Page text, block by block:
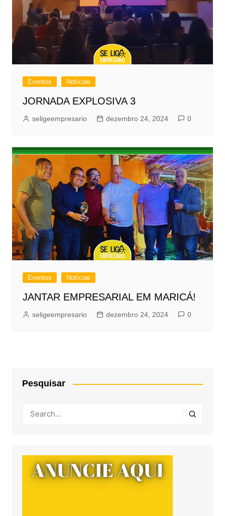
Eventos Notícias
JORNADA EXPLOSIVA 3
seligeempresario dezembro 24, 2024 0
Eventos Notícias
JANTAR EMPRESARIAL EM MARICÁ!
seligeempresario dezembro 24, 2024 0
Pesquisar